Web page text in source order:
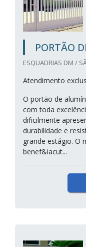
PORTÃO
ESQUADRIAS DM /
Atendimento
O portão de
com toda
dificilmente
durabilidade e
grande estágio. O
benef&iacut...